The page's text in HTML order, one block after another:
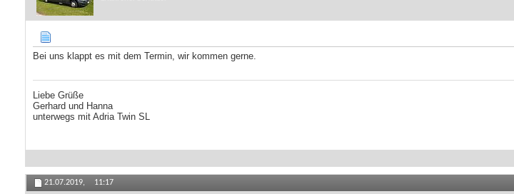
Bei uns klappt es mit dem Termin, wir kommen gerne.
Liebe Grüße
Gerhard und Hanna
unterwegs mit Adria Twin SL
21.07.2019, 11:17